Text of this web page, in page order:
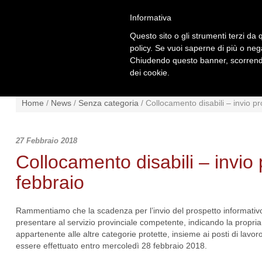
NEWS NORMATIVA
Home / News / Senza categoria / Collocamento disabili – invio
27 Febbraio 2018
Collocamento disabili –
febbraio
Rammentiamo che la scadenza per l’invio del prospetto
presentare al servizio provinciale competente, indicando la
appartenente alle altre categorie protette, insieme ai posti di
essere effettuato entro mercoledì 28 febbraio 2018.
Informativa
Questo sito o gli strumenti terzi da
policy. Se vuoi saperne di più o
Chiudendo questo banner,
dei cookie.